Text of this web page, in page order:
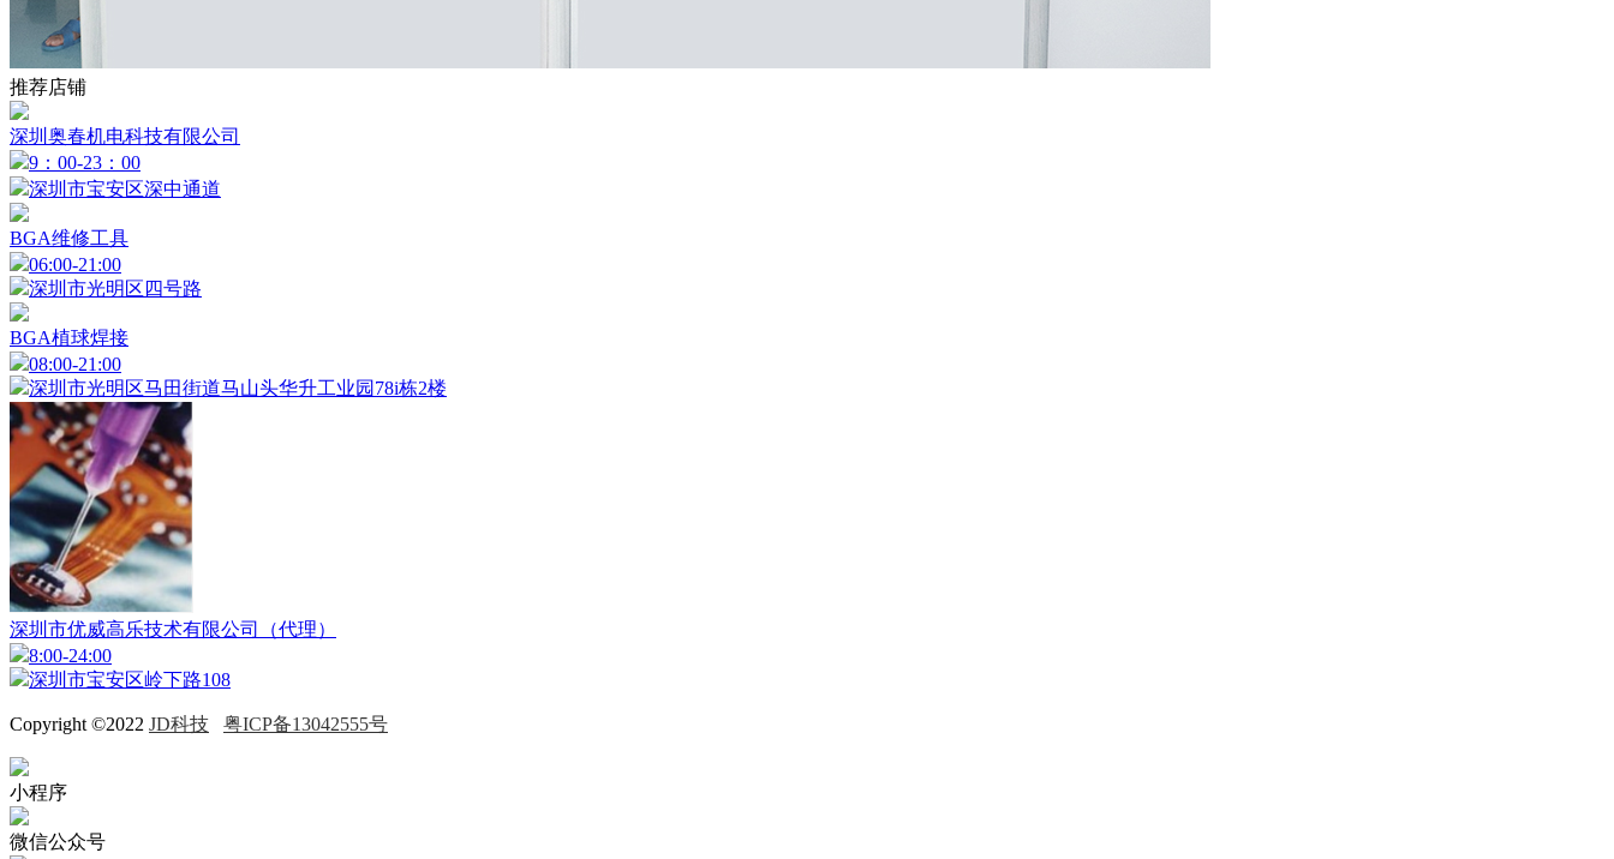
推荐店铺
深圳奥春机电科技有限公司
9：00-23：00
深圳市宝安区深中通道
BGA维修工具
06:00-21:00
深圳市光明区四号路
BGA植球焊接
08:00-21:00
深圳市光明区马田街道马山头华升工业园78i栋2楼
深圳市优威高乐技术有限公司（代理）
8:00-24:00
深圳市宝安区岭下路108
Copyright ©2022 JD科技 粤ICP备13042555号
小程序
微信公众号